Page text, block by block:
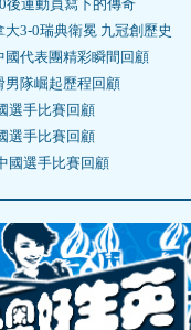
後運動員寫下的傳奇
大3-0瑞典衛冕 九冠創歷史
國代表團精彩瞬間回顧
男隊崛起歷程回顧
選手比賽回顧
選手比賽回顧
國選手比賽回顧